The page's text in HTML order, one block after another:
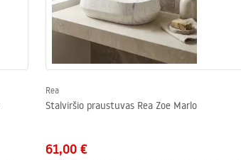
Rea
Stalviršio praustuvas Rea Zoe Marlo
61,00 €